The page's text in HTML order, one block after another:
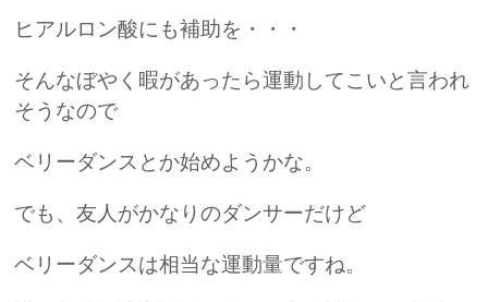
ヒアルロン酸にも補助を・・・
そんなぼやく暇があったら運動してこいと言われ
そうなので
ベリーダンスとか始めようかな。
でも、友人がかなりのダンサーだけど
ベリーダンスは相当な運動量ですね。